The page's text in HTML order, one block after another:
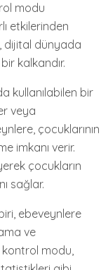
modu
etkilerinden
dijital dünyada
kalkandır.
kullanılabilen bir
veya
çocuklarının
imkanı verir.
çocukların
sağlar.
ebeveynlere
ve
kontrol modu,